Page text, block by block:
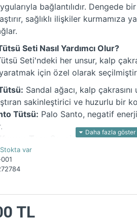
bağlantılıdır. Dengede
sağlıklı ilişkiler kurmamıza
Seti Nasıl Yardımcı Olur?
Seti'ndeki her unsur, kalp
için özel olarak
Sandal ağacı, kalp
sakinleştirici ve huzurlu bir
Tütsü: Palo Santo, negatif
Sevginin ve
çakrasını açarak sevgi vermeyi
Selenit taşı, sakinleştirici ve
Bu deniz kabuğu,
Mum:
Stokta var
TL